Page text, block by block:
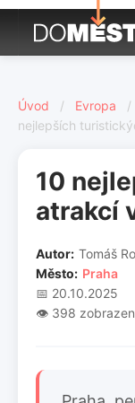
Úvod / Evropa /
nejlepších
10
atrakcí
Autor: Tomáš
Město: Praha
📅 20.10.2025
👁️ 398